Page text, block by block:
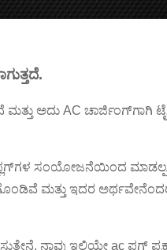
ಮತ್ತು ಅದು AC
ಪ್ಲಗ್‌ಗಳ ಸಂಯೋಜನೆಯಿಂದ
ಮತ್ತು ಇದರ
ನಾವು ಇಲ್ಲಿಯೇ ac ಪ್ಲಗ್